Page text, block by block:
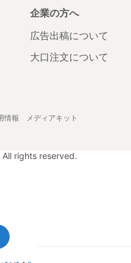
企業の方へ
広告出稿について
大口注文について
情報 メディアキット
rights reserved.